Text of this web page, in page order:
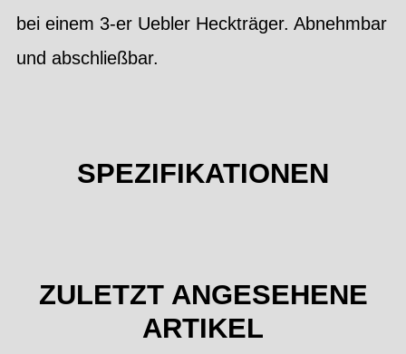
bei einem 3-er Uebler Heckträger. Abnehmbar
und abschließbar.
SPEZIFIKATIONEN
ZULETZT ANGESEHENE
ARTIKEL